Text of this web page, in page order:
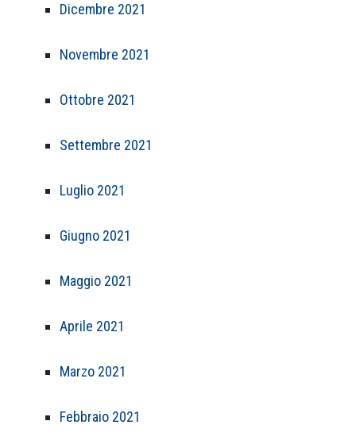
Dicembre 2021
Novembre 2021
Ottobre 2021
Settembre 2021
Luglio 2021
Giugno 2021
Maggio 2021
Aprile 2021
Marzo 2021
Febbraio 2021